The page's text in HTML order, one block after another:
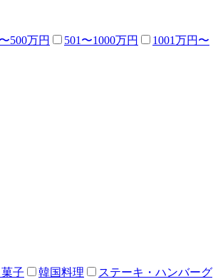
500万円 501〜1000万円 1001万円〜
子 韓国料理 ステーキ・ハンバーグ